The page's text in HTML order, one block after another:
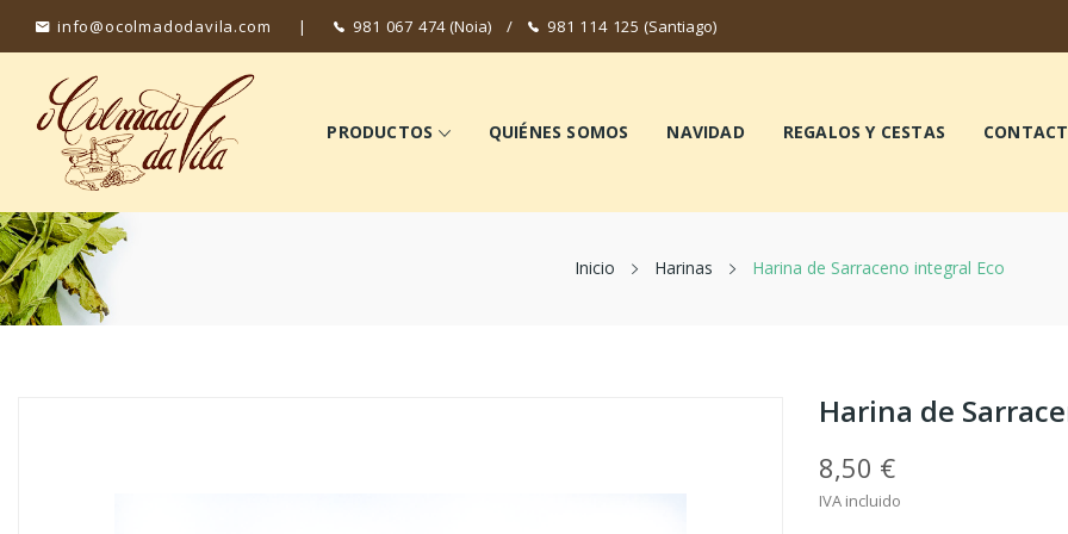
info@ocolmadodavila.com | 981 067 474(Noia) / 981 114 125 (Santiago)
PRODUCTOS QUIÉNES SOMOS NAVIDAD REGALOS Y CESTAS
Inicio Harinas Harina de Sarraceno integral Eco
Harina de
8,50 €
IVA incluido